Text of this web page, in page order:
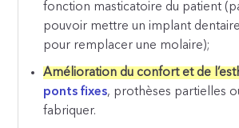
fonction masticatoire du patient
pouvoir mettre un implant
pour remplacer une molaire);
Amélioration du confort et de
ponts fixes, prothèses partielles
fabriquer.